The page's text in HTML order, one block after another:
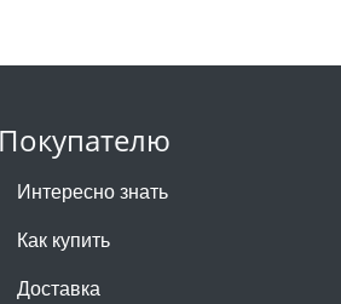
Покупателю
Интересно знать
Как купить
Доставка